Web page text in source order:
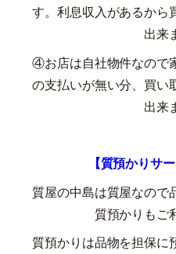
す。利息収入があるから
出来
④お店は自社物件なので
の支払いが無い分、買い
出来
【質預かりサ
質屋の中島は質屋なので
質預かりもご
質預かりは品物を担保に